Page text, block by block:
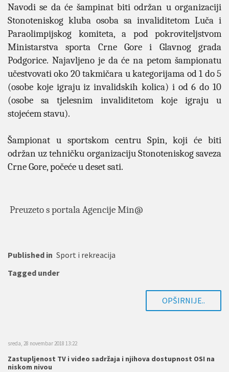
Navodi se da će šampinat biti održan u organizaciji
Stonoteniskog kluba osoba sa invaliditetom Luča i
Paraolimpijskog komiteta, a pod pokroviteljstvom
Ministarstva sporta Crne Gore i Glavnog grada
Podgorice. Najavljeno je da će na petom šampionatu
učestvovati oko 20 takmičara u kategorijama od 1 do 5
(osobe koje igraju iz invalidskih kolica) i od 6 do 10
(osobe sa tjelesnim invaliditetom koje igraju u
stojećem stavu).
Šampionat u sportskom centru Spin, koji će biti
održan uz tehničku organizaciju Stonoteniskog saveza
Crne Gore, počeće u deset sati.
Preuzeto s portala Agencije Min@
Published in Sport i rekreacija
Tagged under
OPŠIRNIJE..
sreda, 28 novembar 2018 13:22
Zastupljenost TV i video sadržaja i njihova dostupnost OSI na
niskom nivou